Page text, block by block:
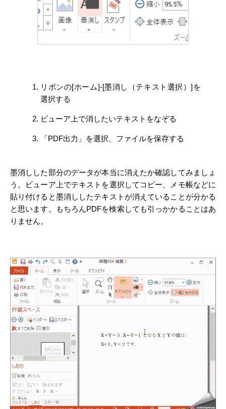
リボンの[ホーム]-[墨消し（テキスト選択）]を
選択する
ビューア上で消したいテキストをなぞる
「PDF出力」を選択、ファイルを保存する
墨消しした部分のデータが本当に消えたか確認してみましょ
う。ビューア上でテキストを選択してコピー、メモ帳などに
貼り付けると墨消ししたテキストが消えていることが分かる
と思います。もちろんPDFを検索しても引っかかることはあ
りません。